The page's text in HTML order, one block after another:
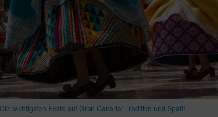
Die wichtigsten Feste auf Gran Canaria: Tradition und Spaß!